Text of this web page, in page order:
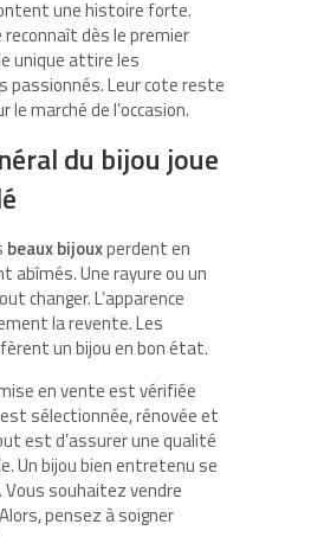
une histoire forte.
reconnaît dès le premier
unique attire les
passionnés. Leur cote reste
le marché de l’occasion.
du bijou joue
beaux bijouxperdent en
abîmés. Une rayure ou un
changer. L’apparence
la revente. Les
un bijou en bon état.
en vente est vérifiée
est sélectionnée, rénovée et
est d’assurer une qualité
Un bijou bien entretenu se
Vous souhaitez vendre
pensez à soigner